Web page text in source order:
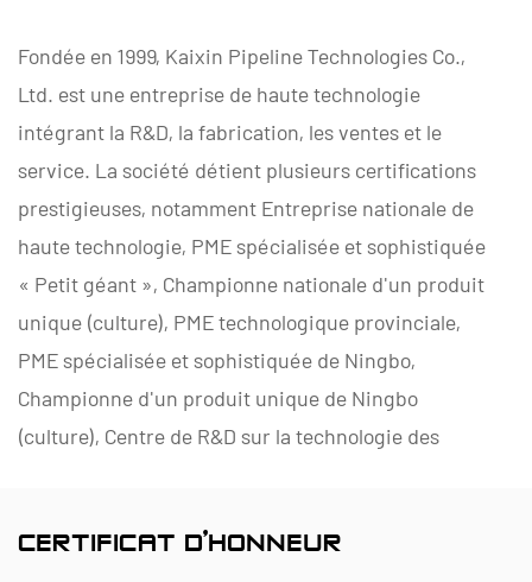
Fondée en 1999, Kaixin Pipeline Technologies Co.,
Ltd. est une entreprise de haute technologie
intégrant la R&D, la fabrication, les ventes et le
service. La société détient plusieurs certifications
prestigieuses, notamment Entreprise nationale de
haute technologie, PME spécialisée et sophistiquée
« Petit géant », Championne nationale d'un produit
unique (culture), PME technologique provinciale,
PME spécialisée et sophistiquée de Ningbo,
Championne d'un produit unique de Ningbo
(culture), Centre de R&D sur la technologie des
en gestion quatre étoiles de Ningbo et Niveau de
CERTIFICAT D'HONNEUR